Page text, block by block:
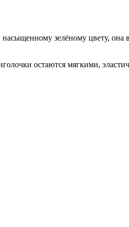
зелёному цвету, она
остаются мягкими,